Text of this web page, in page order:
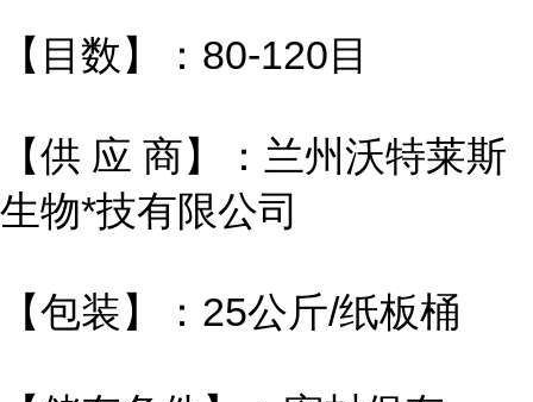
【目数】：80-120目
【供 应 商】：兰州沃特莱斯
生物*技有限公司
【包装】：25公斤/纸板桶